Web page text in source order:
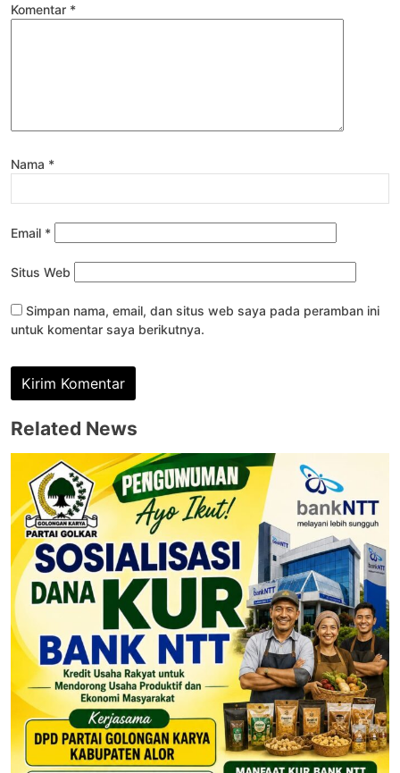
Komentar *
Nama *
Email *
Situs Web
Simpan nama, email, dan situs web saya pada peramban ini
untuk komentar saya berikutnya.
Related News